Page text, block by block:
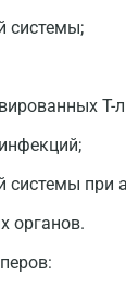
системы;
T-
системы при
органов.